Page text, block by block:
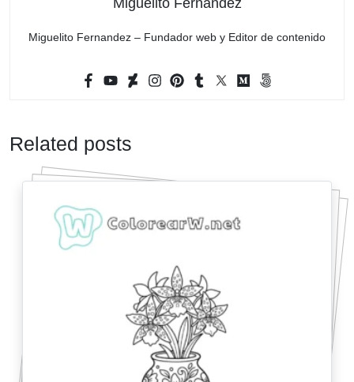
Miguelito Fernandez
Miguelito Fernandez – Fundador web y Editor de contenido
Related posts